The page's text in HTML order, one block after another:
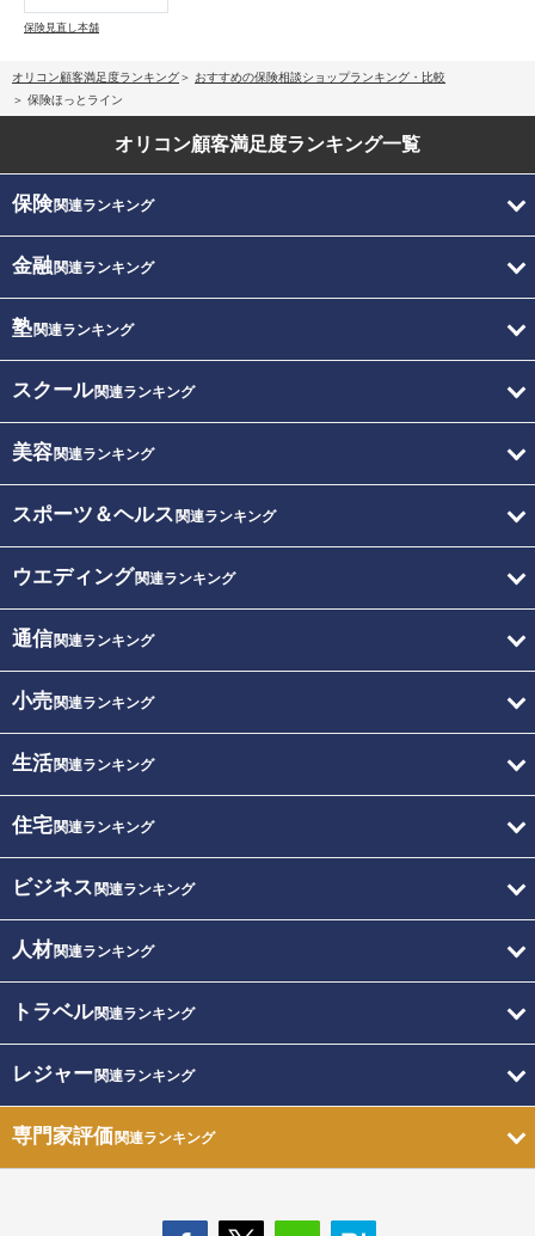
保険見直し本舗
オリコン顧客満足度ランキング
おすすめの保険相談ショップランキング・比較
保険ほっとライン
オリコン顧客満足度ランキング一覧
保険関連ランキング
金融関連ランキング
塾関連ランキング
スクール関連ランキング
美容関連ランキング
スポーツ＆ヘルス 関連ランキング
ウエディング関連ランキング
通信関連ランキング
小売関連ランキング
生活関連ランキング
住宅関連ランキング
ビジネス 関連ランキング
人材関連ランキング
トラベル関連ランキング
レジャー関連ランキング
専門家評価関連ランキング